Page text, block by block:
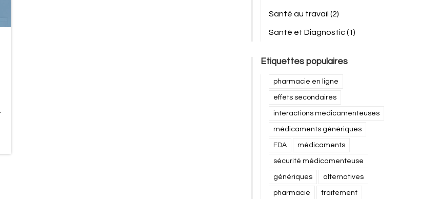
Santé au travail (2)
Santé et Diagnostic(1)
Etiquettes populaires
pharmacie en ligne
effets secondaires
interactions médicamenteuses
médicaments génériques
FDA médicaments
sécurité médicamenteuse
génériques alternatives
pharmacie traitement